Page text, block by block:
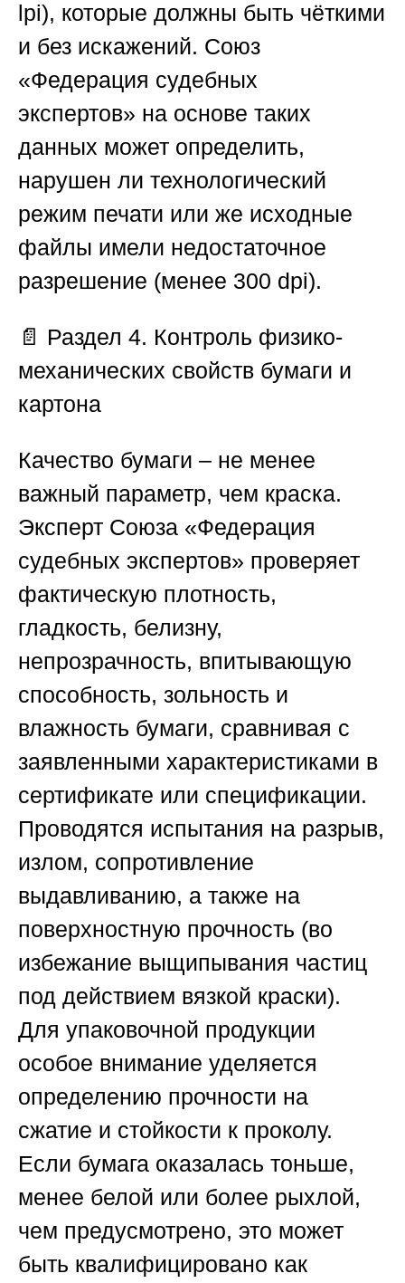
lpi), которые должны быть чёткими
и без искажений. Союз
«Федерация судебных
экспертов» на основе таких
данных может определить,
нарушен ли технологический
режим печати или же исходные
файлы имели недостаточное
разрешение (менее 300 dpi).
📄 Раздел 4. Контроль физико-
механических свойств бумаги и
картона
Качество бумаги – не менее
важный параметр, чем краска.
Эксперт Союза «Федерация
судебных экспертов» проверяет
фактическую плотность,
гладкость, белизну,
непрозрачность, впитывающую
способность, зольность и
влажность бумаги, сравнивая с
заявленными характеристиками в
сертификате или спецификации.
Проводятся испытания на разрыв,
излом, сопротивление
выдавливанию, а также на
поверхностную прочность (во
избежание выщипывания частиц
под действием вязкой краски).
Для упаковочной продукции
особое внимание уделяется
определению прочности на
сжатие и стойкости к проколу.
Если бумага оказалась тоньше,
менее белой или более рыхлой,
чем предусмотрено, это может
быть квалифицировано как